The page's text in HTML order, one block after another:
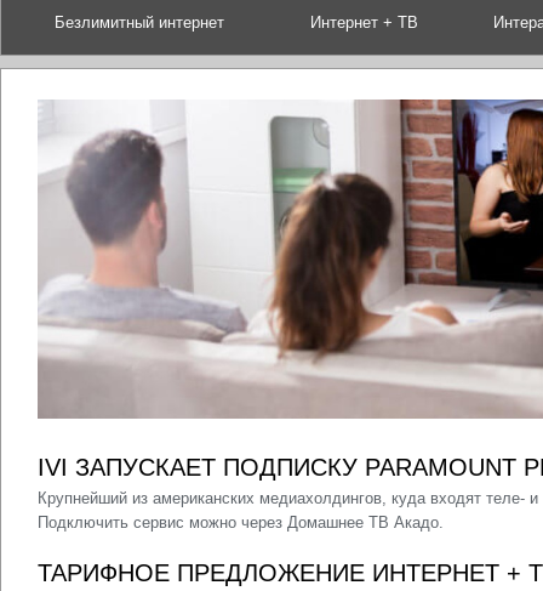
Безлимитный интернет Интернет + ТВ
IVI ЗАПУСКАЕТ ПОДПИСКУ PARAMOUNT
Крупнейший из американских медиахолдингов, куда входят теле-
Подключить сервис можно через Домашнее ТВ Акадо.
ТАРИФНОЕ ПРЕДЛОЖЕНИЕ ИНТЕРНЕТ +